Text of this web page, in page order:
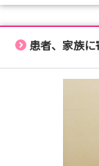
患者、家族に